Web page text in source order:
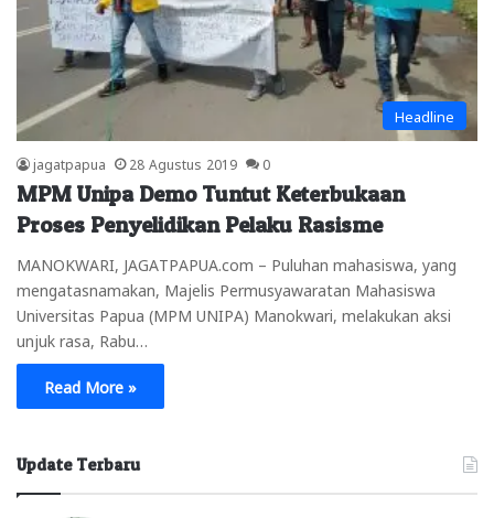
Headline
jagatpapua 28 Agustus 2019 0
MPM Unipa Demo Tuntut Keterbukaan
Proses Penyelidikan Pelaku Rasisme
MANOKWARI, JAGATPAPUA.com – Puluhan mahasiswa, yang
mengatasnamakan, Majelis Permusyawaratan Mahasiswa
Universitas Papua (MPM UNIPA) Manokwari, melakukan aksi
unjuk rasa, Rabu…
Read More »
Update Terbaru